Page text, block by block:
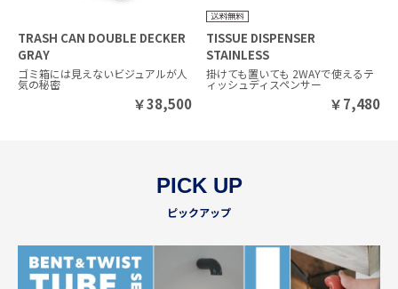
TRASH CAN DOUBLE DECKER
GRAY
ゴミ箱には見えないビジュアルが人
気の秘密
￥38,500
TISSUE DISPENSER
STAINLESS
掛けても置いても 2WAYで使えるテ
ィッシュディスペンサー
￥7,480
PICK UP
ピックアップ